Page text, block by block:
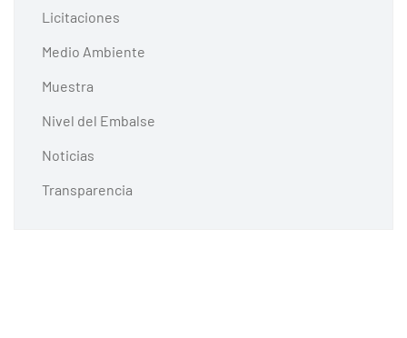
Licitaciones
Medio Ambiente
Muestra
Nivel del Embalse
Noticias
Transparencia